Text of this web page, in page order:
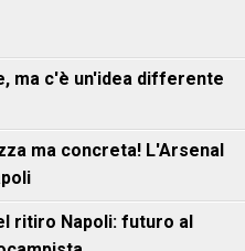
ma c'è un'idea differente
ma concreta! L'Arsenal
ritiro Napoli: futuro al